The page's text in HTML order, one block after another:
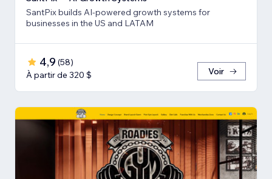
SantPix builds AI-powered growth systems for
businesses in the US and LATAM
4,9 (58)
À partir de 320 $
Voir